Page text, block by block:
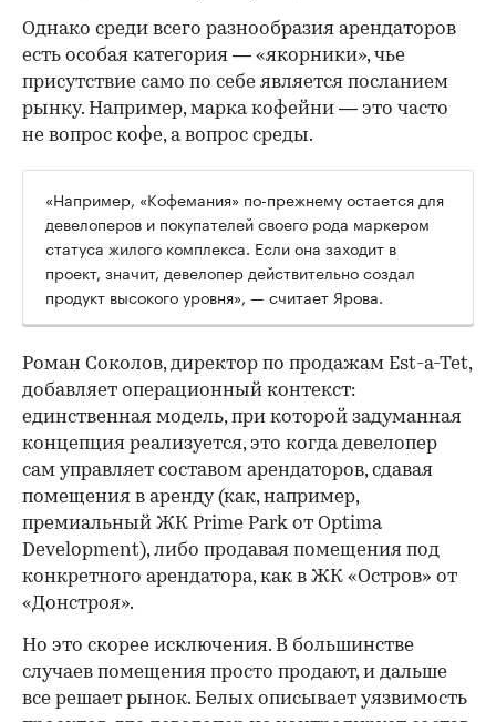
Однако среди всего разнообразия арендаторов
есть особая категория — «якорники», чье
присутствие само по себе является посланием
рынку. Например, марка кофейни — это часто
не вопрос кофе, а вопрос среды.
«Например, «Кофемания» по-прежнему остается для
девелоперов и покупателей своего рода маркером
статуса жилого комплекса. Если она заходит в
проект, значит, девелопер действительно создал
продукт высокого уровня», — считает Ярова.
Роман Соколов, директор по продажам Est-a-Tet,
добавляет операционный контекст:
единственная модель, при которой задуманная
концепция реализуется, это когда девелопер
сам управляет составом арендаторов, сдавая
помещения в аренду (как, например,
премиальный ЖК Prime Park от Optima
Development), либо продавая помещения под
конкретного арендатора, как в ЖК «Остров» от
«Донстроя».
Но это скорее исключения. В большинстве
случаев помещения просто продают, и дальше
все решает рынок. Белых описывает уязвимость